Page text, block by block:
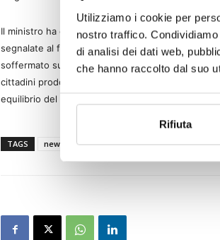
Utilizziamo i cookie per
nostro traffico.
di analisi dei dati web,
che hanno raccolto dal suo
Rifiuta
Il ministro ha condiviso con le associazioni la
segnalate al fine di individuare soluzioni che
soffermato sull’ importanza per l’economia
cittadini prodotti che li proteggano dai rischi a
equilibrio del mercato.
TAGS news